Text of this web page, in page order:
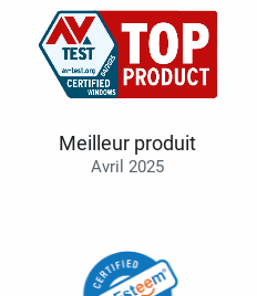
Meilleur produit
Avril 2025